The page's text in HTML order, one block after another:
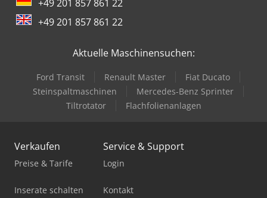
+49 201 857 861 22
+49 201 857 861 22
Aktuelle Maschinensuchen:
Ford Transit Renault Master
Fiat Ducato
Steinspaltmaschinen
Mercedes-Benz Sprinter
Tiltrotator
Flachfolienanlagen
Verkaufen
Preise & Tarife
Inserate schalten
Service & Support
Login
Kontakt